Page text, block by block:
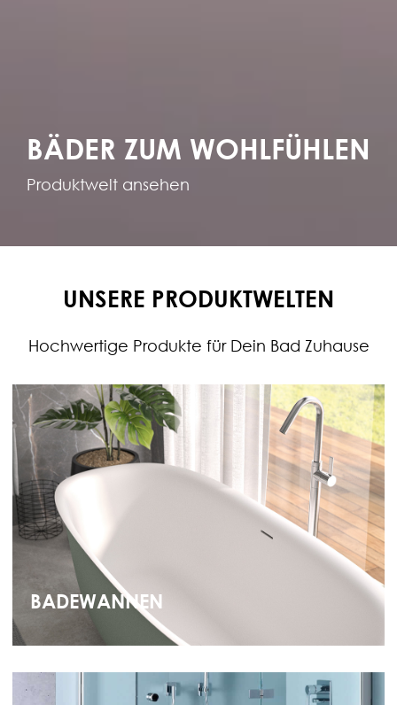
BÄDER ZUM WOHLFÜHLEN
Produktwelt ansehen
UNSERE PRODUKTWELTEN
Hochwertige Produkte für Dein Bad Zuhause
BADEWANNEN